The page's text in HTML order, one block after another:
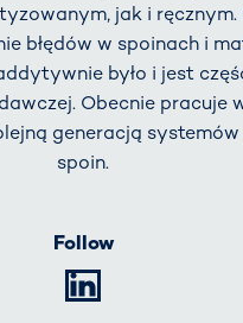
jak i ręcznym.
błędów w spoinach i
było i jest
Obecnie pracuje
generacją
spoin.
Follow